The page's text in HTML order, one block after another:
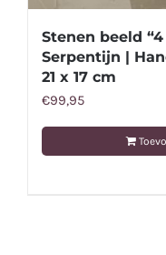
Stenen beeld
Serpentijn |
21 x 17 cm
€99,95